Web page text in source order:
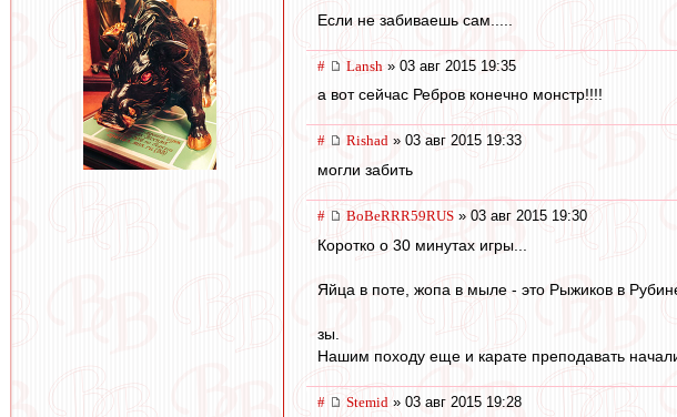
Если не забиваешь сам.....
# Lansh » 03 авг 2015 19:35
а вот сейчас Ребров конечно монстр!!!!
# Rishad » 03 авг 2015 19:33
могли забить
# BoBeRRR59RUS » 03 авг 2015 19:30
Коротко о 30 минутах игры...
Яйца в поте, жопа в мыле - это Рыжиков в
зы.
Нашим походу еще и карате преподавать
# Stemid » 03 авг 2015 19:28